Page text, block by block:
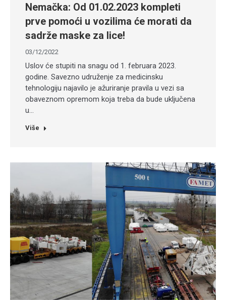
Nemačka: Od 01.02.2023 kompleti
prve pomoći u vozilima će morati da
sadrže maske za lice!
03/12/2022
Uslov će stupiti na snagu od 1. februara 2023.
godine. Savezno udruženje za medicinsku
tehnologiju najavilo je ažuriranje pravila u vezi sa
obaveznom opremom koja treba da bude uključena
u…
Više